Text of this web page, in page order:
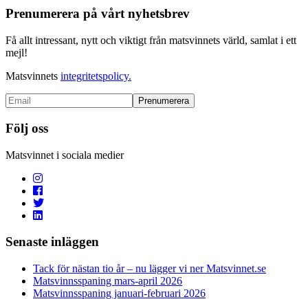
Prenumerera på vårt nyhetsbrev
Få allt intressant, nytt och viktigt från matsvinnets värld, samlat i ett
mejl!
Matsvinnets integritetspolicy.
Följ oss
Matsvinnet i sociala medier
Senaste inläggen
Tack för nästan tio år – nu lägger vi ner Matsvinnet.se
Matsvinnsspaning mars-april 2026
Matsvinnsspaning januari-februari 2026